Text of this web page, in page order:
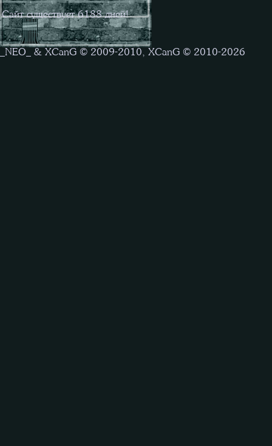
Сайт существует6188дней!
_NEO_ & XCanG © 2009-2010, XCanG © 2010-2026